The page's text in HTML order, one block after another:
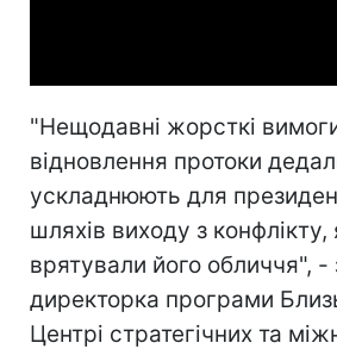
"Нещодавні жорсткі
відновлення протоки
ускладнюють для
шляхів виходу з конфлікту,
врятували його обличчя", -
директорка програми
Центрі стратегічних та